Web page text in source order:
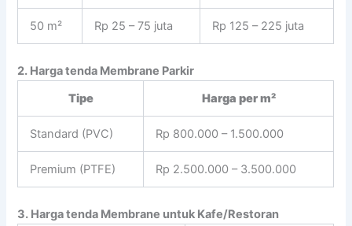
50 m² Rp 25 – 75 juta Rp 125 – 225 juta
2. Harga tenda Membrane Parkir
Tipe
Harga per m²
Standard (PVC) Rp 800.000 – 1.500.000
Premium (PTFE) Rp 2.500.000 – 3.500.000
3. Harga tenda Membrane untuk Kafe/Restoran